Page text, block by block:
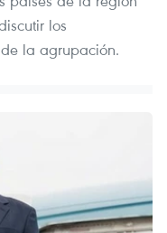
los
la agrupación.